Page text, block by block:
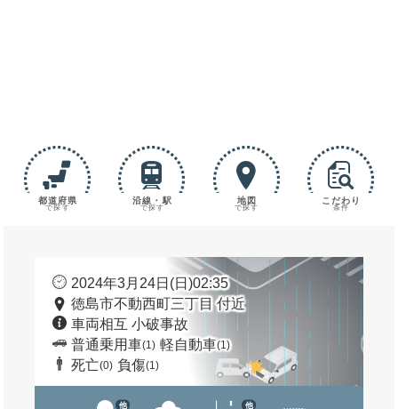
都道府県
で探す
沿線・駅
で探す
地図
で探す
こだわり
条件
2024年3月24日(日)02:35
徳島市不動西町三丁目 付近
車両相互 小破事故
普通乗用車(1) 軽自動車(1)
死亡(0) 負傷(1)
他 他